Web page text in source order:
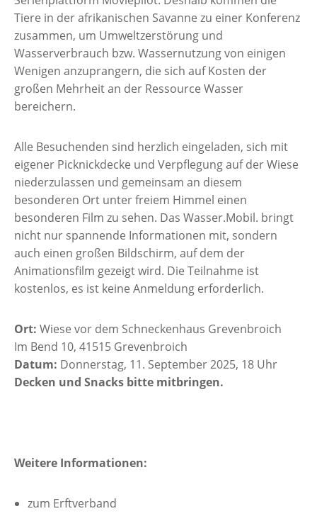
Tiere in der afrikanischen Savanne zu einer Konferenz
zusammen, um Umweltzerstörung und
Wasserverbrauch bzw. Wassernutzung von einigen
Wenigen anzuprangern, die sich auf Kosten der
großen Mehrheit an der Ressource Wasser
bereichern.
Alle Besuchenden sind herzlich eingeladen, sich mit
eigener Picknickdecke und Verpflegung auf der Wiese
niederzulassen und gemeinsam an diesem
besonderen Ort unter freiem Himmel einen
besonderen Film zu sehen. Das Wasser.Mobil. bringt
nicht nur spannende Informationen mit, sondern
auch einen großen Bildschirm, auf dem der
Animationsfilm gezeigt wird. Die Teilnahme ist
kostenlos, es ist keine Anmeldung erforderlich.
Ort: Wiese vor dem Schneckenhaus Grevenbroich
Im Bend 10, 41515 Grevenbroich
Datum: Donnerstag, 11. September 2025, 18 Uhr
Decken und Snacks bitte mitbringen.
Weitere Informationen:
zum Erftverband